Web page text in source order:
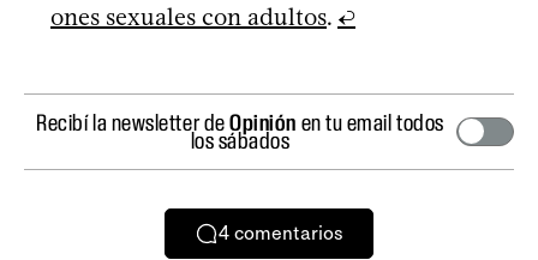
ones sexuales con adultos. ↩
Recibí la newsletter deOpinión en tu email todos
los sábados
4 comentarios